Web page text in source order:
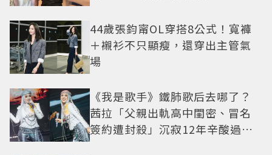
44歲張鈞甯OL穿搭8公式！寬褲
＋襯衫不只顯瘦，還穿出主管氣
場
《我是歌手》鐵肺歌后去哪了？
茜拉「父親出軌高中閨密、冒名
簽約遭封殺」沉寂12年辛酸過往